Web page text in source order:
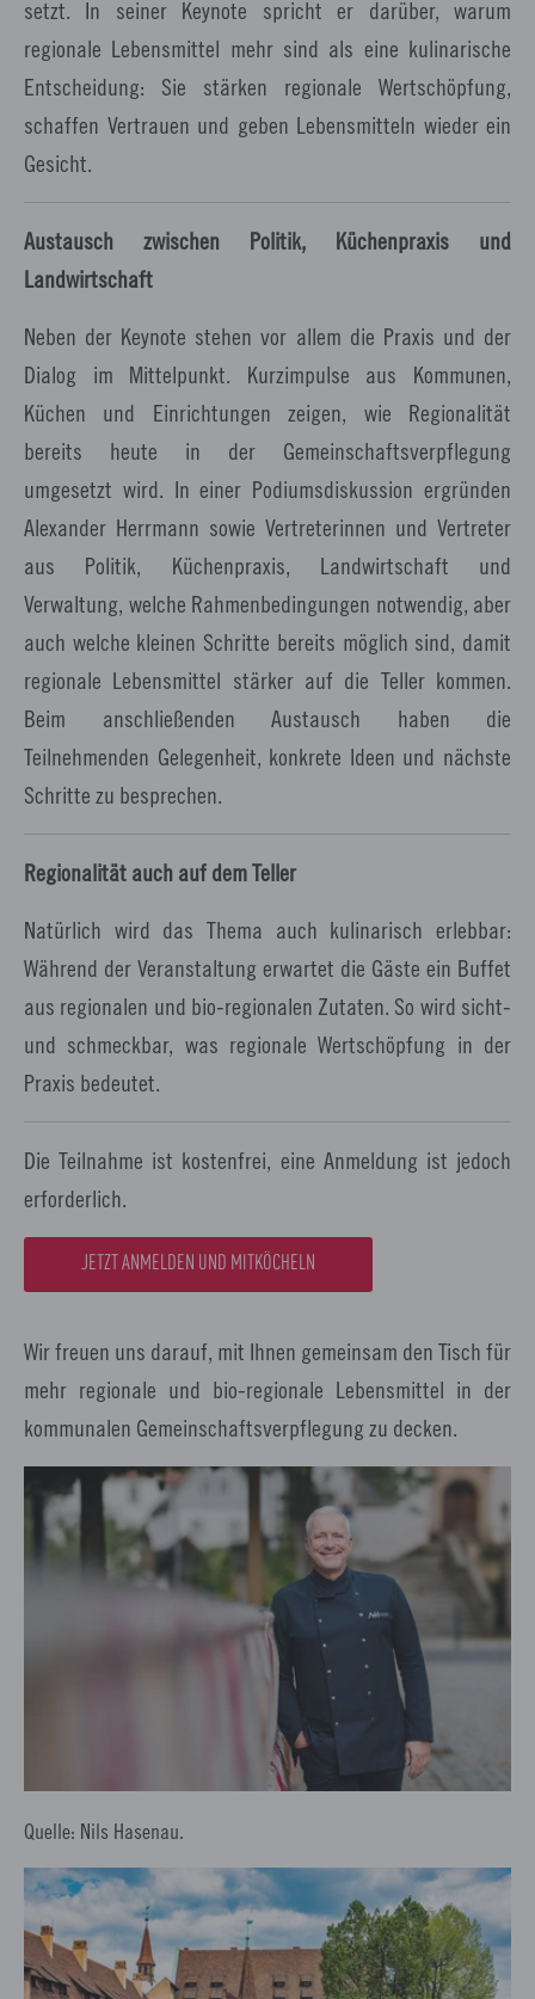
setzt. In seiner Keynote spricht er darüber, warum
regionale Lebensmittel mehr sind als eine kulinarische
Entscheidung: Sie stärken regionale Wertschöpfung,
schaffen Vertrauen und geben Lebensmitteln wieder ein
Gesicht.
Austausch zwischen Politik, Küchenpraxis und
Landwirtschaft
Neben der Keynote stehen vor allem die Praxis und der
Dialog im Mittelpunkt. Kurzimpulse aus Kommunen,
Küchen und Einrichtungen zeigen, wie Regionalität
bereits heute in der Gemeinschaftsverpflegung
umgesetzt wird. In einer Podiumsdiskussion ergründen
Alexander Herrmann sowie Vertreterinnen und Vertreter
aus Politik, Küchenpraxis, Landwirtschaft und
Verwaltung, welche Rahmenbedingungen notwendig, aber
auch welche kleinen Schritte bereits möglich sind, damit
regionale Lebensmittel stärker auf die Teller kommen.
Beim anschließenden Austausch haben die
Teilnehmenden Gelegenheit, konkrete Ideen und nächste
Schritte zu besprechen.
Regionalität auch auf dem Teller
Natürlich wird das Thema auch kulinarisch erlebbar:
Während der Veranstaltung erwartet die Gäste ein Buffet
aus regionalen und bio-regionalen Zutaten. So wird sicht-
und schmeckbar, was regionale Wertschöpfung in der
Praxis bedeutet.
Die Teilnahme ist kostenfrei, eine Anmeldung ist jedoch
erforderlich.
JETZT ANMELDEN UND MITKÖCHELN
Wir freuen uns darauf, mit Ihnen gemeinsam den Tisch für
mehr regionale und bio-regionale Lebensmittel in der
kommunalen Gemeinschaftsverpflegung zu decken.
Quelle: Nils Hasenau.